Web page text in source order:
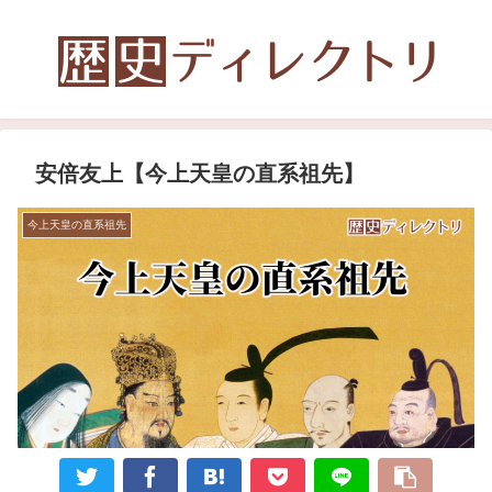
安倍友上【今上天皇の直系祖先】
今上天皇の直系祖先